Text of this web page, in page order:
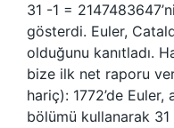
31 -1 =
gösterdi. Euler,
olduğunu kanıtladı.
bize ilk net raporu
hariç): 1772’de Euler,
bölümü kullanarak 31